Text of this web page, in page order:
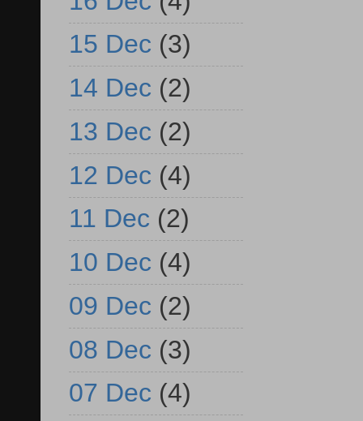
15 Dec (3)
14 Dec (2)
13 Dec (2)
12 Dec (4)
11 Dec (2)
10 Dec (4)
09 Dec (2)
08 Dec (3)
07 Dec (4)